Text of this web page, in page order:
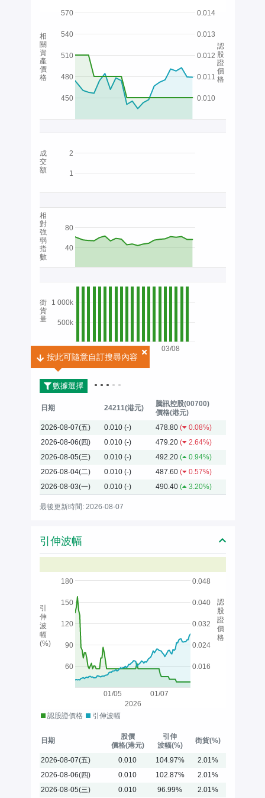
03/08
480
450
510
540
570
0.010
0.011
0.012
0.013
0.014
1
2
40
80
500k
1 000k
2026
相
關
資
產
價
格
認
股
證
價
格
成
交
額
相
對
強
弱
指
數
街
貨
量
數據選擇
按此可隨意自訂搜尋內容
日期 24211(港元)
騰訊控股(00700)
價格(港元)
2026-08-07(五)
0.010 (-) 478.80 (
0.08%)
2026-08-06(四)
0.010 (-) 479.20 (
2.64%)
2026-08-05(三)
0.010 (-) 492.20 (
0.94%)
2026-08-04(二)
0.010 (-) 487.60 (
0.57%)
2026-08-03(一)
0.010 (-) 490.40 ( 3.20%)
最後更新時間: 2026-08-07
引伸波幅
01/05 01/07
60
90
120
150
180
0.016
0.024
0.032
0.040
0.048
2026
引
伸
波
幅
(%)
認
股
證
價
格
認股證價格 引伸波幅
日期
股價
價格(港元)
引伸
波幅(%)
街貨(%)
2026-08-07(五) 0.010 104.97%
2.01%
2026-08-06(四)
0.010 102.87%
2.01%
2026-08-05(三)
0.010 96.99%
2.01%